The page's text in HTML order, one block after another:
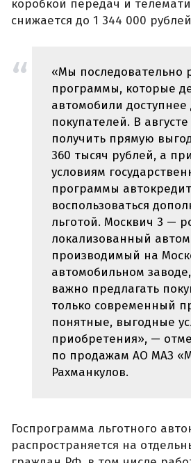
коробкой передач и
снижается до 1 344 000
«Мы последовательно
программы, которые
автомобили доступнее
покупателей. В
получить прямую
360 тысяч рублей, а
условиям
программы
воспользоваться
льготой. Москвич 3 —
локализованный
производимый на
автомобильном
важно предлагать
только современный
понятные, выгодные
приобретения», —
по продажам АО МАЗ
Рахманкулов.
Госпрограмма льготного
распространяется на